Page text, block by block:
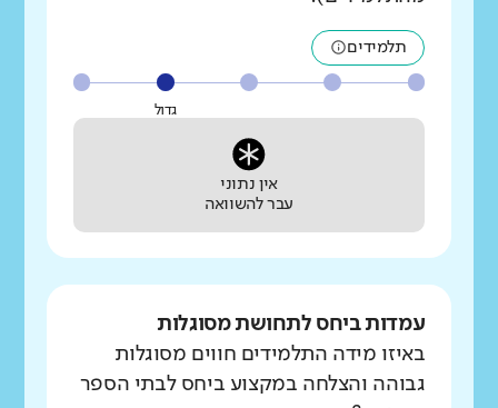
תלמידים
גדול
אין נתוני
עבר להשוואה
עמדות ביחס לתחושת מסוגלות
באיזו מידה התלמידים חווים מסוגלות
גבוהה והצלחה במקצוע ביחס לבתי הספר